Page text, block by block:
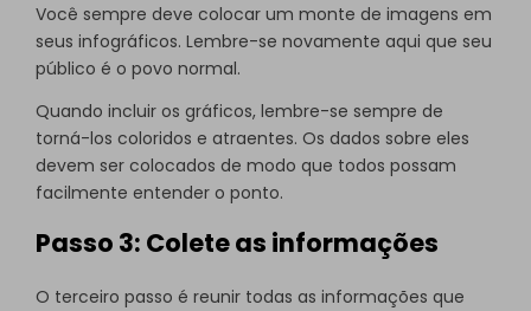
Você sempre deve colocar um monte de imagens em
seus infográficos. Lembre-se novamente aqui que seu
público é o povo normal.
Quando incluir os gráficos, lembre-se sempre de
torná-los coloridos e atraentes. Os dados sobre eles
devem ser colocados de modo que todos possam
facilmente entender o ponto.
Passo 3: Colete as informações
O terceiro passo é reunir todas as informações que